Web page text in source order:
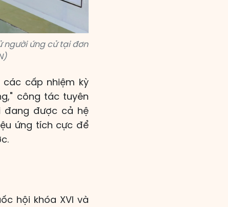
người ứng cử tại đơn
cấp nhiệm kỳ
công tác tuyên
đang được cả hệ
ứng tích cực để
hội khóa XVI và